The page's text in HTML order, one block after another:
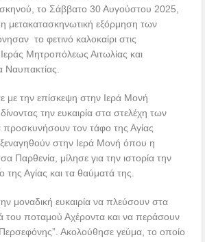
το Σάββατο 30 Αυγούστου 2025,
μετακατασκηνωτική εξόρμηση των
το φετινό καλοκαίρι στις
Μητροπόλεως Αιτωλίας και
Ναυπακτίας.
με την επίσκεψη στην Ιερά Μονή
την ευκαιρία στα στελέχη των
τον τάφο της Αγίας
στην Ιερά Μονή όπου η
Παρθενία, μίλησε για την ιστορία την
της Αγίας και τα θαύματά της.
μοναδική ευκαιρία να πλεύσουν στα
του ποταμού Αχέροντα και να περάσουν
Ακολούθησε γεύμα, το οποίο